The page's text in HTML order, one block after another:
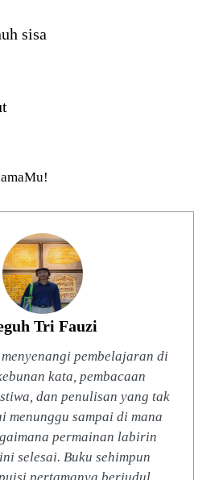
sisa
Tri Fauzi
pembelajaran di
kata, pembacaan
dan penulisan yang tak
menunggu sampai di mana
permainan labirin
selesai. Buku sehimpun